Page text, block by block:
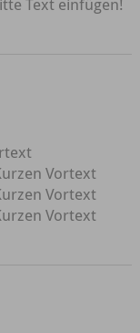
Vortext
Vortext
Vortext